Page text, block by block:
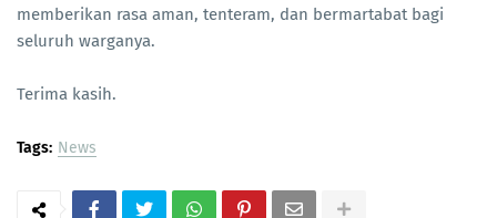
memberikan rasa aman, tenteram, dan bermartabat bagi
seluruh warganya.
Terima kasih.
Tags: News